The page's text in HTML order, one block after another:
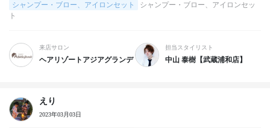
シャンプー・ブロー、アイロンセット
シャンプー・ブロー、アイロンセッ
ト
来店サロン
ヘアリゾートアジアグランデ
担当スタイリスト
中山 泰樹【武蔵浦和店】
えり
2023年03月03日